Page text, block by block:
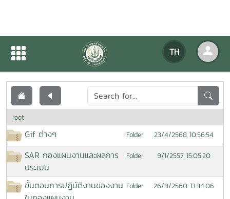
TH
เอกสารเผยแพร่
root
Gif ต่างๆ Folder 23/4/2568 10:56:54
SAR กองแผนงานและผลการ
ประเมิน
Folder 9/1/2557 15:05:20
ขั้นตอนการปฏิบัติงานของงาน Folder 26/9/2560 13:34:06